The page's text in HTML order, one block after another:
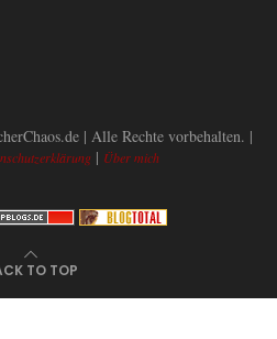
| Alle Rechte vorbehalten. |
| Über mich
TO TOP